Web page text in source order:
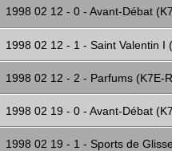
1998 02 12 - 0 - Avant-Débat
1998 02 12 - 1 - Saint Valentin I
1998 02 12 - 2 - Parfums (K7E-
1998 02 19 - 0 - Avant-Débat
1998 02 19 - 1 - Sports de